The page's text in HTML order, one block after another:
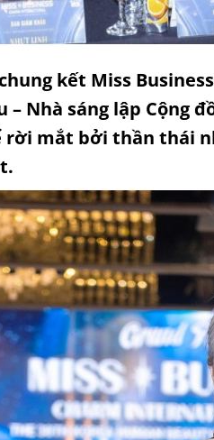
kết Miss
– Nhà sáng lập Cộng
rời mắt bởi thần thái